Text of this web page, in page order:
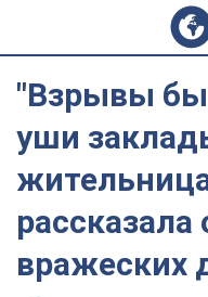
"Взрывы
уши
рассказала
вражеских